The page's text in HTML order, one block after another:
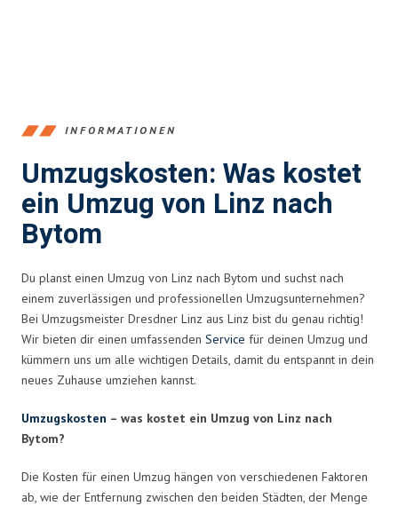
INFORMATIONEN
Umzugskosten: Was kostet
ein Umzug von Linz nach
Bytom
Du planst einen Umzug von Linz nach Bytom und suchst nach
einem zuverlässigen und professionellen Umzugsunternehmen?
Bei Umzugsmeister Dresdner Linz aus Linz bist du genau richtig!
Wir bieten dir einen umfassenden Service für deinen Umzug und
kümmern uns um alle wichtigen Details, damit du entspannt in dein
neues Zuhause umziehen kannst.
Umzugskosten – was kostet ein Umzug von Linz nach
Bytom?
Die Kosten für einen Umzug hängen von verschiedenen Faktoren
ab, wie der Entfernung zwischen den beiden Städten, der Menge